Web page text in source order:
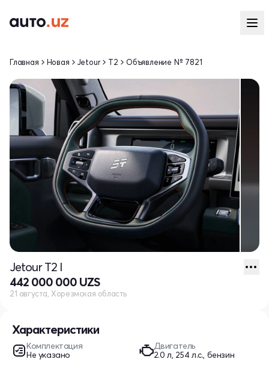
Характеристики
Комплектация
Не указано
Двигатель
2.0 л, 254 л.с., бензин
Главная Новая Jetour T2 Объявление № 7821
Jetour T2 I
442 000 000 UZS
21 августа, Хорезмская область